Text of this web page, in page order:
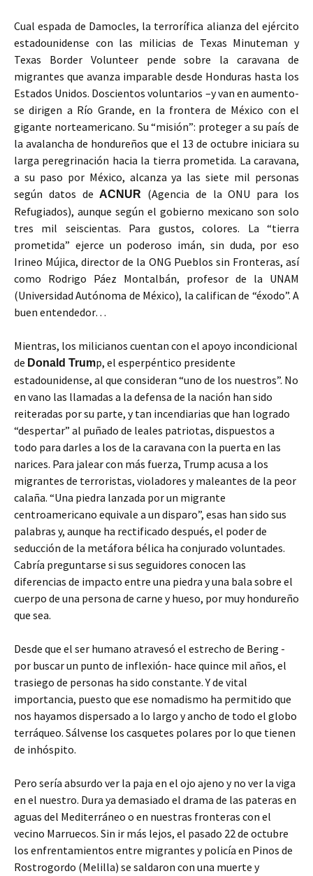
Cual espada de Damocles, la terrorífica alianza del ejército
estadounidense con las milicias de Texas Minuteman y
Texas Border Volunteer pende sobre la caravana de
migrantes que avanza imparable desde Honduras hasta los
Estados Unidos. Doscientos voluntarios –y van en aumento-
se dirigen a Río Grande, en la frontera de México con el
gigante norteamericano. Su “misión”: proteger a su país de
la avalancha de hondureños que el 13 de octubre iniciara su
larga peregrinación hacia la tierra prometida. La caravana,
a su paso por México, alcanza ya las siete mil personas
según datos deACNUR
(Agencia de la ONU para los
Refugiados), aunque según el gobierno mexicano son solo
tres mil seiscientas. Para gustos, colores. La “tierra
prometida” ejerce un poderoso imán, sin duda, por eso
Irineo Mújica, director de la ONG Pueblos sin Fronteras, así
como Rodrigo Páez Montalbán, profesor de la UNAM
(Universidad Autónoma de México), la califican de “éxodo”. A
buen entendedor…
Mientras, los milicianos cuentan con el apoyo incondicional
de Donald Trump, el esperpéntico presidente
estadounidense, al que consideran “uno de los nuestros”. No
en vano las llamadas a la defensa de la nación han sido
reiteradas por su parte, y tan incendiarias que han logrado
“despertar” al puñado de leales patriotas, dispuestos a
todo para darles a los de la caravana con la puerta en las
narices. Para jalear con más fuerza, Trump acusa a los
migrantes de terroristas, violadores y maleantes de la peor
calaña. “Una piedra lanzada por un migrante
centroamericano equivale a un disparo”, esas han sido sus
palabras y, aunque ha rectificado después, el poder de
seducción de la metáfora bélica ha conjurado voluntades.
Cabría preguntarse si sus seguidores conocen las
diferencias de impacto entre una piedra y una bala sobre el
cuerpo de una persona de carne y hueso, por muy hondureño
que sea.
Desde que el ser humano atravesó el estrecho de Bering -
por buscar un punto de inflexión- hace quince mil años, el
trasiego de personas ha sido constante. Y de vital
importancia, puesto que ese nomadismo ha permitido que
nos hayamos dispersado a lo largo y ancho de todo el globo
terráqueo. Sálvense los casquetes polares por lo que tienen
de inhóspito.
Pero sería absurdo ver la paja en el ojo ajeno y no ver la viga
en el nuestro. Dura ya demasiado el drama de las pateras en
aguas del Mediterráneo o en nuestras fronteras con el
vecino Marruecos. Sin ir más lejos, el pasado 22 de octubre
los enfrentamientos entre migrantes y policía en Pinos de
Rostrogordo (Melilla) se saldaron con una muerte y